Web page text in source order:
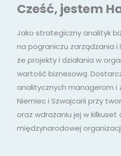
Cześć, jestem
Jako strategiczny analityk
na pograniczu zarządzania i
że projekty i działania w
wartość biznesową.
analitycznych managerom i
Niemiec i Szwajcarii przy
oraz wdrażaniu jej w kilkuset
międzynarodowej